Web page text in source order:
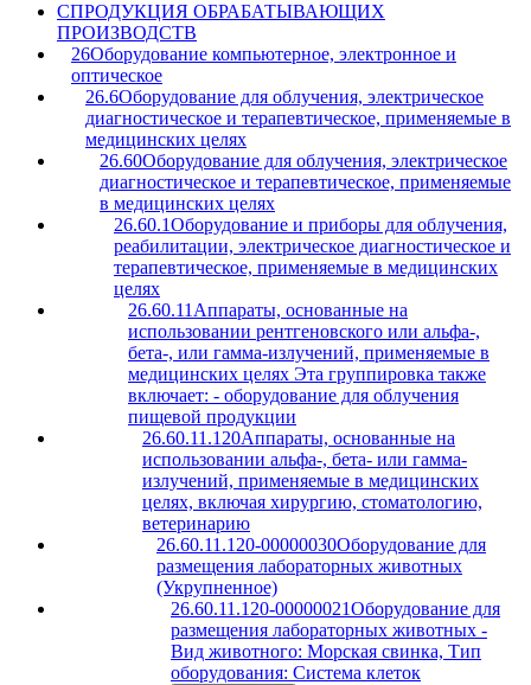
CПРОДУКЦИЯ ОБРАБАТЫВАЮЩИХ
ПРОИЗВОДСТВ
26Оборудование компьютерное, электронное и
оптическое
26.6Оборудование для облучения, электрическое
диагностическое и терапевтическое, применяемые в
медицинских целях
26.60Оборудование для облучения, электрическое
диагностическое и терапевтическое, применяемые
в медицинских целях
26.60.1Оборудование и приборы для облучения,
реабилитации, электрическое диагностическое и
терапевтическое, применяемые в медицинских
целях
26.60.11 Аппараты, основанные на
использовании рентгеновского или альфа-,
бета-, или гамма-излучений, применяемые в
медицинских целях Эта группировка также
включает: - оборудование для облучения
пищевой продукции
26.60.11.120Аппараты, основанные на
использовании альфа-, бета- или гамма-
излучений, применяемые в медицинских
целях, включая хирургию, стоматологию,
ветеринарию
26.60.11.120-00000030Оборудование для
размещения лабораторных животных
(Укрупненное)
26.60.11.120-00000021Оборудование для
размещения лабораторных животных -
Вид животного: Морская свинка, Тип
оборудования: Система клеток